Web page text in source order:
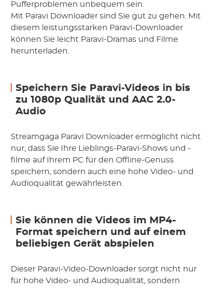
Pufferproblemen unbequem sein.
Mit Paravi Downloader sind Sie gut zu gehen. Mit
diesem leistungsstarken Paravi-Downloader
können Sie leicht Paravi-Dramas und Filme
herunterladen.
Speichern Sie Paravi-Videos in bis
zu 1080p Qualität und AAC 2.0-
Audio
Streamgaga Paravi Downloader ermöglicht nicht
nur, dass Sie Ihre Lieblings-Paravi-Shows und -
filme auf Ihrem PC für den Offline-Genuss
speichern, sondern auch eine hohe Video- und
Audioqualität gewährleisten.
Sie können die Videos im MP4-
Format speichern und auf einem
beliebigen Gerät abspielen
Dieser Paravi-Video-Downloader sorgt nicht nur
für hohe Video- und Audioqualität, sondern